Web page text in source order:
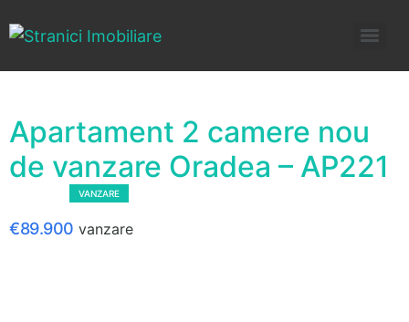
Apartament 2 camere nou
de vanzare Oradea – AP221
VANZARE
€89.900 vanzare